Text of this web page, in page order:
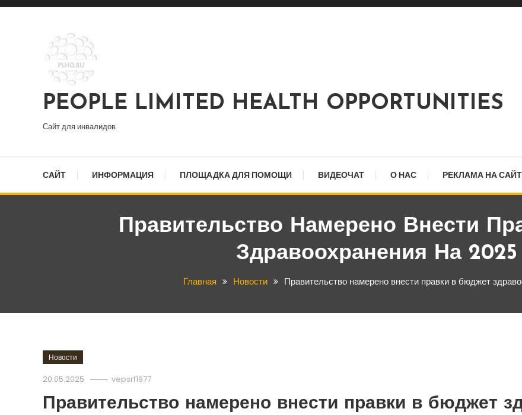
Перейти
содержимому
PEOPLE LIMITED HEALTH OPPORTUNITIES
Сайт для инвалидов
САЙТ ИНФОРМАЦИЯ ПЛОЩАДКА ДЛЯ ПОМОЩИ ВИДЕОЧАТ О НАС РЕКЛАМА НА
Правительство Намерено Внести
Здравоохранения На 2025
Главная Новости Правительство намерено внести правки в бюджет
Новости
20.05.2025 vepsrf1977
Правительство намерено внести правки в бюджет